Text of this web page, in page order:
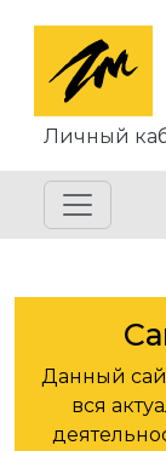
Личный
Данный
вся